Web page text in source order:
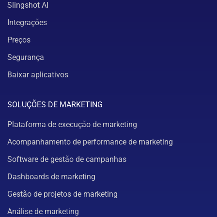
Slingshot AI
Integrações
Preços
Segurança
Baixar aplicativos
SOLUÇÕES DE MARKETING
Plataforma de execução de marketing
Acompanhamento de performance de marketing
Software de gestão de campanhas
Dashboards de marketing
Gestão de projetos de marketing
Análise de marketing